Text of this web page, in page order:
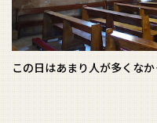
この日はあまり人が多くな